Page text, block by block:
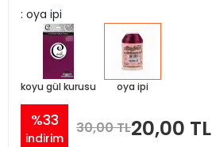
: oya ipi
koyu gül kurusu oya ipi
%33
indirim
30,00 TL20,00 TL